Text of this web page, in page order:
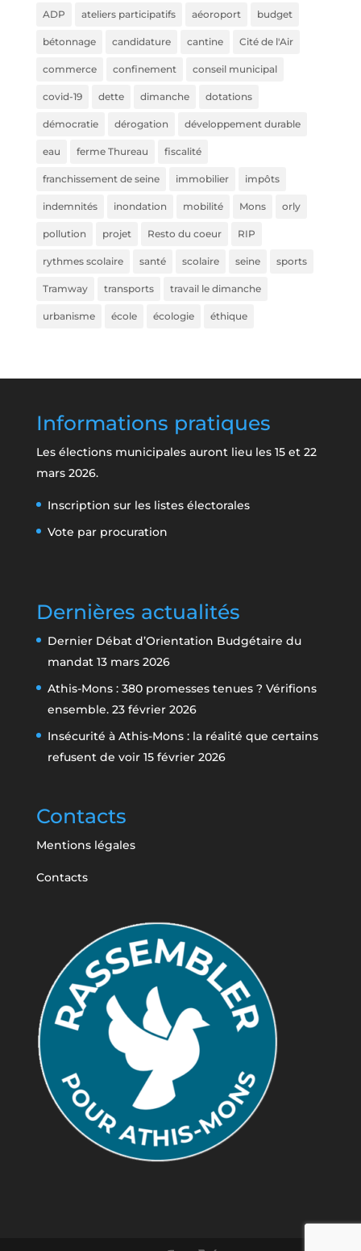
ADP ateliers participatifs aéoroport budget
bétonnage candidature cantine Cité de l'Air
commerce confinement conseil municipal
covid-19 dette dimanche dotations
démocratie dérogation développement durable
eau ferme Thureau fiscalité
franchissement de seine immobilier impôts
indemnités inondation mobilité Mons orly
pollution projet Resto du coeur RIP
rythmes scolaire santé scolaire seine sports
Tramway transports travail le dimanche
urbanisme école écologie éthique
Informations pratiques
Les élections municipales auront lieu les 15 et 22
mars 2026.
Inscription sur les listes électorales
Vote par procuration
Dernières actualités
Dernier Débat d’Orientation Budgétaire du
mandat 13 mars 2026
Athis-Mons : 380 promesses tenues ? Vérifions
ensemble. 23 février 2026
Insécurité à Athis-Mons : la réalité que certains
refusent de voir 15 février 2026
Contacts
Mentions légales
Contacts